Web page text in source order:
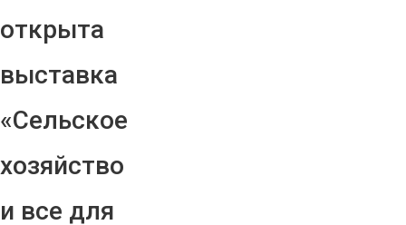
открыта
выставка
«Сельское
хозяйство
и все для